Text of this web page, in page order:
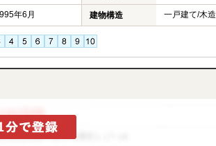
年6月 建物構造 一戸建て/木造